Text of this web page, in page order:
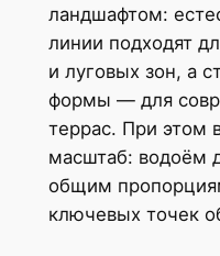
ландшафтом:
линии подходят
и луговых зон, а
формы — для
террас. При этом
масштаб: водоём
общим
ключевых точек